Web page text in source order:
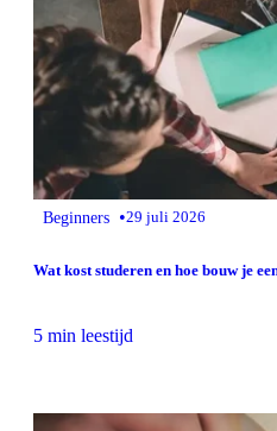
Beginners •29 juli 2026
Wat kost studeren en hoe bouw je
5 min leestijd